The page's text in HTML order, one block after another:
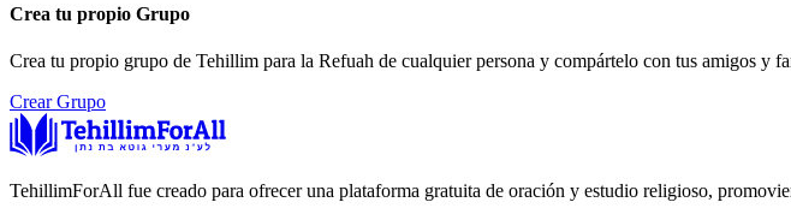
Crea tu propio Grupo
Crea tu propio grupo de Tehillim para la Refuah de cualquier persona y compártelo con tus amigos y
Crear Grupo
TehillimForAll fue creado para ofrecer una plataforma gratuita de oración y estudio religioso,